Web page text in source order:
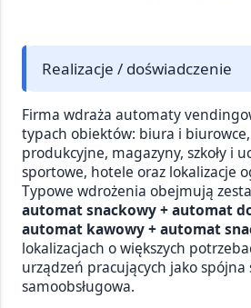
Realizacje / doświadczenie
Firma wdraża automaty
typach obiektów: biura i biurowce,
produkcyjne, magazyny, szkoły i
sportowe, hotele oraz lokalizacje
Typowe wdrożenia obejmują
automat snackowy + automat
automat kawowy + automat
lokalizacjach o większych
urządzeń pracujących jako spójna
samoobsługowa.